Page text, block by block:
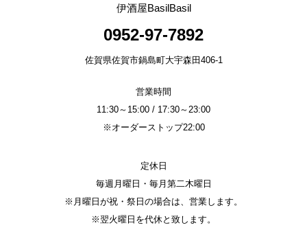
伊酒屋BasilBasil
0952-97-7892
佐賀県佐賀市鍋島町大宇森田406-1
営業時間
11:30～15:00 / 17:30～23:00
※オーダーストップ22:00
定休日
毎週月曜日・毎月第二木曜日
※月曜日が祝・祭日の場合は、営業します。
※翌火曜日を代休と致します。